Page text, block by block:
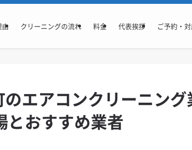
クリーニングの流れ 料金 代表挨拶 ご予約・
エアコンクリーニング
とおすすめ業者